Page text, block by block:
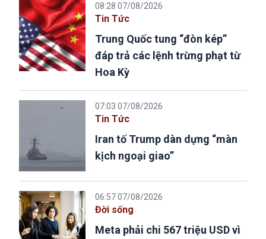
08:28 07/08/2026
Tin Tức
Trung Quốc tung “đòn kép”
đáp trả các lệnh trừng phạt từ
Hoa Kỳ
07:03 07/08/2026
Tin Tức
Iran tố Trump dàn dựng “màn
kịch ngoại giao”
06:57 07/08/2026
Đời sống
Meta phải chi 567 triệu USD vì